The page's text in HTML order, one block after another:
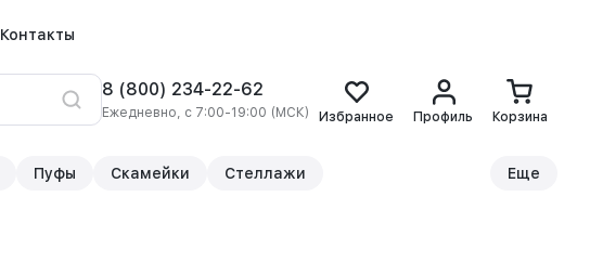
Контакты
8 (800) 234-22-62
Ежедневно, с 7:00-19:00 (МСК) Избранное Профиль Корзина
Пуфы Скамейки Стеллажи Еще